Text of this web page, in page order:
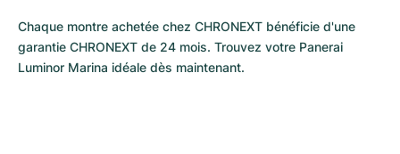
Chaque montre achetée chez CHRONEXT bénéficie d'une
garantie CHRONEXT de 24 mois. Trouvez votre Panerai
Luminor Marina idéale dès maintenant.